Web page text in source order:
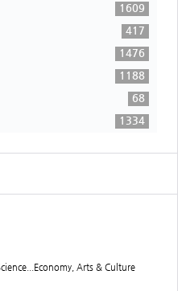
1609
417
1476
1188
68
1334
Arts & Culture